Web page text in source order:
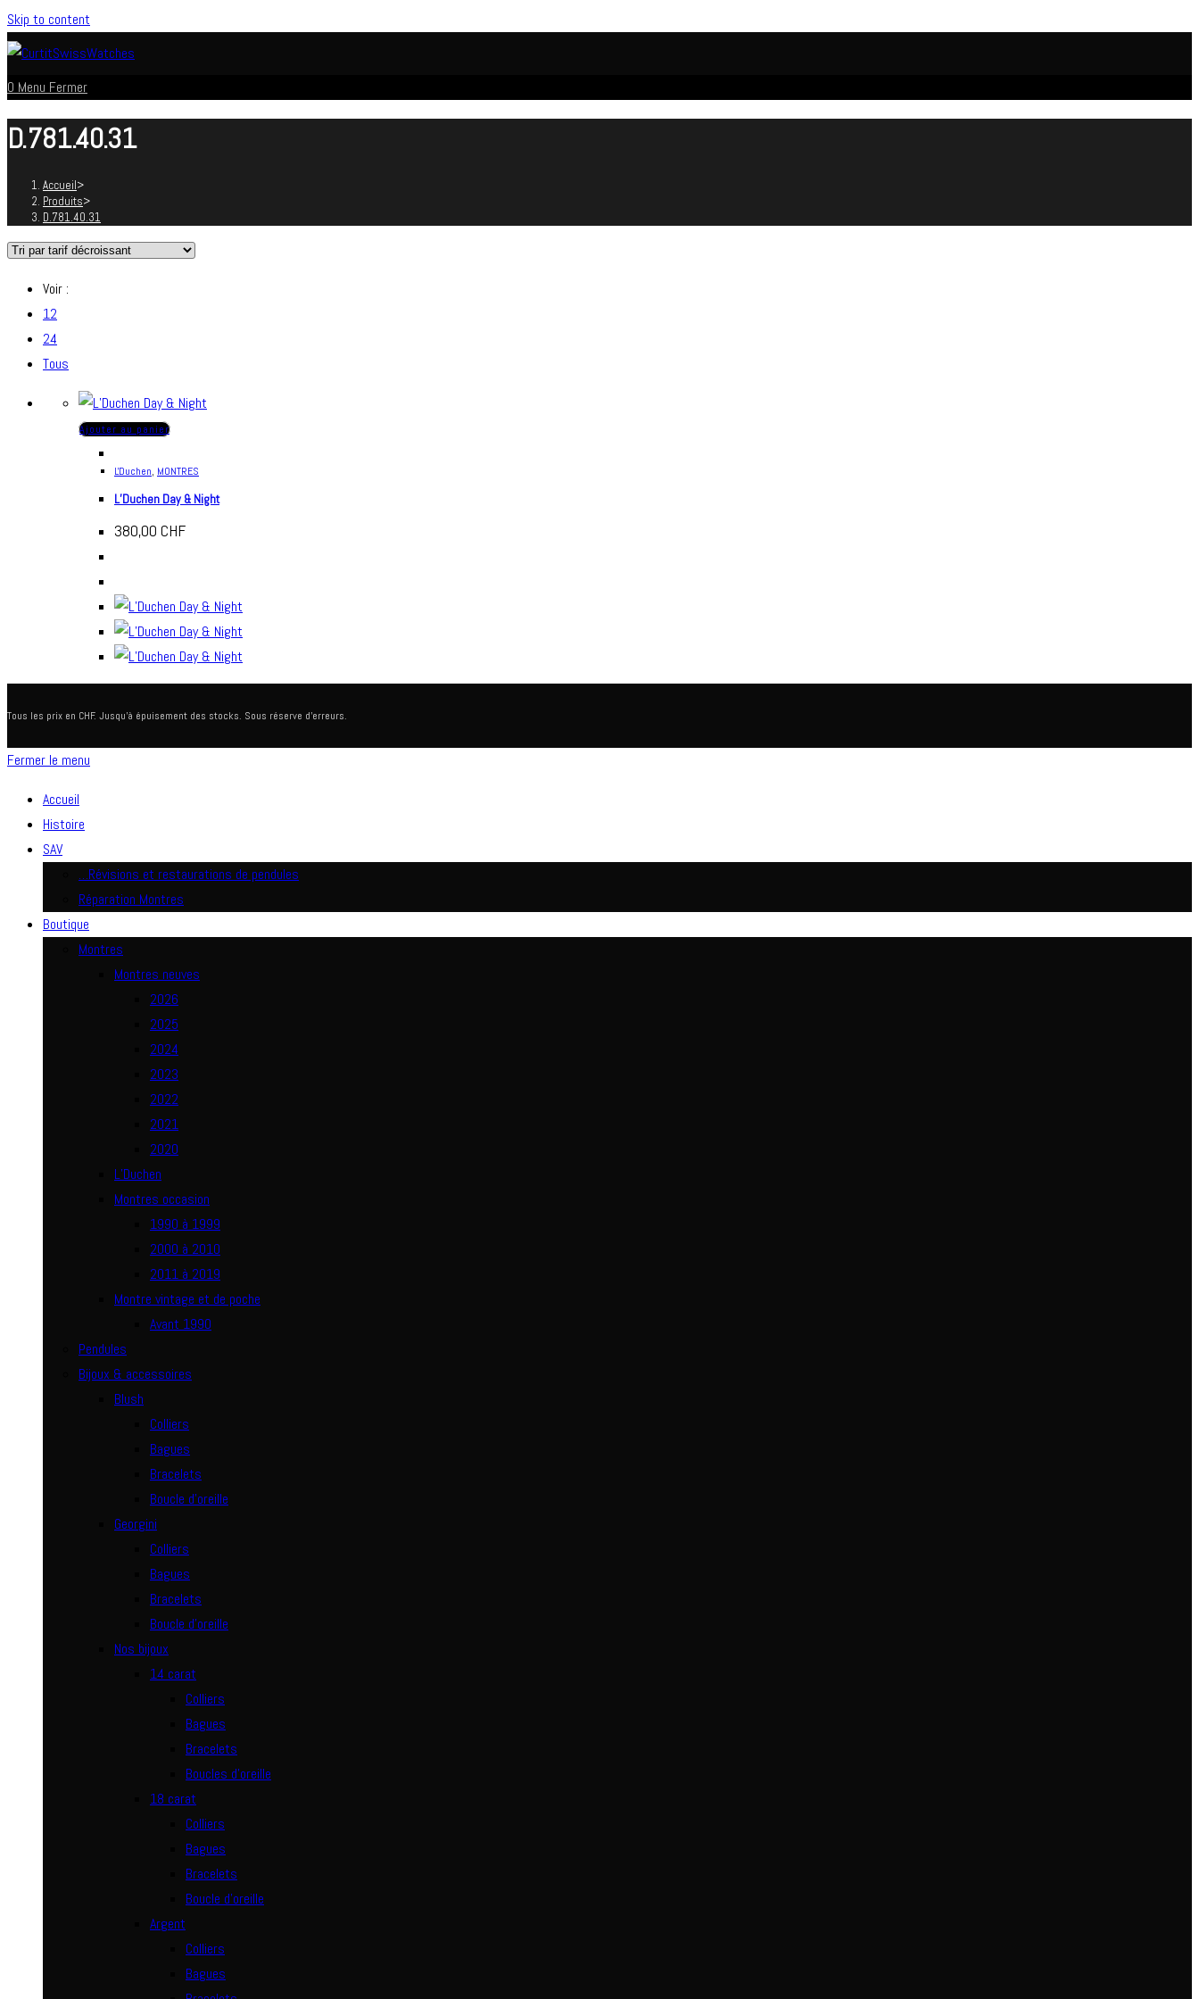
Skip to content
0 Menu Fermer
D.781.40.31
Accueil>
Produits>
D.781.40.31
Voir :
12
24
Tous
Ajouter au panier
L'Duchen, MONTRES
L’Duchen Day & Night
380,00 CHF
Tous les prix en CHF. Jusqu'à épuisement des stocks. Sous réserve d'erreurs.
Fermer le menu
Accueil
Histoire
SAV
…Révisions et restaurations de pendules
Réparation Montres
Boutique
Montres
Montres neuves
2026
2025
2024
2023
2022
2021
2020
L’Duchen
Montres occasion
1990 à 1999
2000 à 2010
2011 à 2019
Montre vintage et de poche
Avant 1990
Pendules
Bijoux & accessoires
Blush
Colliers
Bagues
Bracelets
Boucle d’oreille
Georgini
Colliers
Bagues
Bracelets
Boucle d’oreille
Nos bijoux
14 carat
Colliers
Bagues
Bracelets
Boucles d’oreille
18 carat
Colliers
Bagues
Bracelets
Boucle d’oreille
Argent
Colliers
Bagues